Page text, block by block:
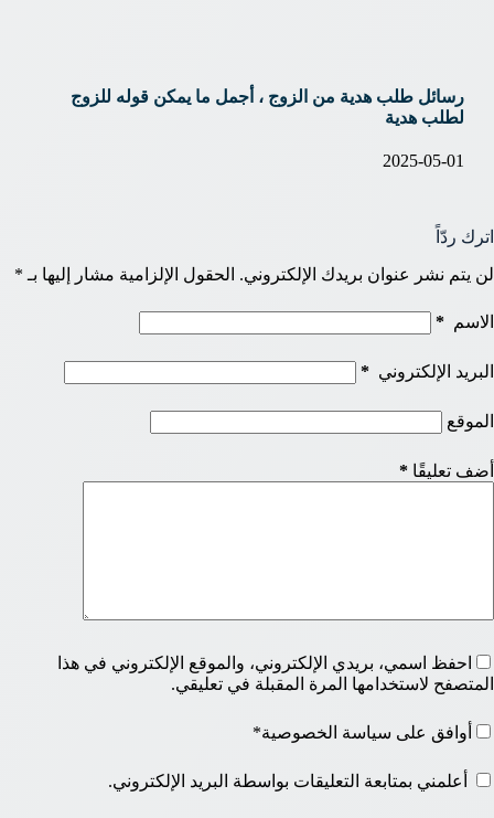
رسائل طلب هدية من الزوج ، أجمل ما يمكن قوله للزوج
لطلب هدية
2025-05-01
اترك ردّاً
لن يتم نشر عنوان بريدك الإلكتروني. الحقول الإلزامية مشار إليها بـ *
الاسم *
البريد الإلكتروني *
الموقع
أضف تعليقًا *
احفظ اسمي، بريدي الإلكتروني، والموقع الإلكتروني في هذا
المتصفح لاستخدامها المرة المقبلة في تعليقي.
أوافق على سياسة الخصوصية*
أعلمني بمتابعة التعليقات بواسطة البريد الإلكتروني.